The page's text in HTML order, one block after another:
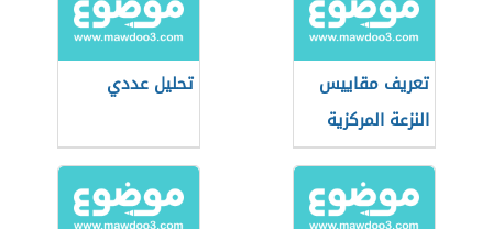
تعريف مقاييس
النزعة المركزية
تحليل عددي